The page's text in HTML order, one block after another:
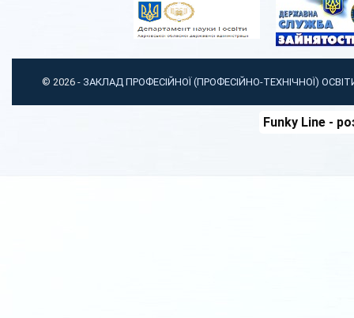
© 2026 - ЗАКЛАД ПРОФЕСІЙНОЇ (ПРОФЕСІЙНО-ТЕХНІЧНОЇ)
Funky Line-